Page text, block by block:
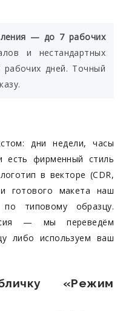
— до 7 рабочих
и нестандартных
дней. Точный
дни недели, часы
есть фирменный стиль
в векторе (CDR,
готового макета наш
по типовому образцу.
— мы переведём
либо используем ваш
«Режим